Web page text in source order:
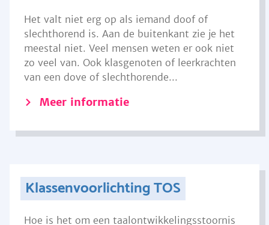
Het valt niet erg op als iemand doof of
slechthorend is. Aan de buitenkant zie je het
meestal niet. Veel mensen weten er ook niet
zo veel van. Ook klasgenoten of leerkrachten
van een dove of slechthorende...
Meer informatie
Klassenvoorlichting TOS
Hoe is het om een taalontwikkelingsstoornis